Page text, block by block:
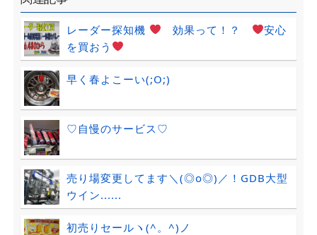
レーダー探知機 効果って！？
安心
を買おう
早く春よこーい(;O;)
♡自慢のサービス♡
売り場変更してます＼(◎o◎)／！GDB大型
ウイン......
初売りセールヽ(^。^)ノ